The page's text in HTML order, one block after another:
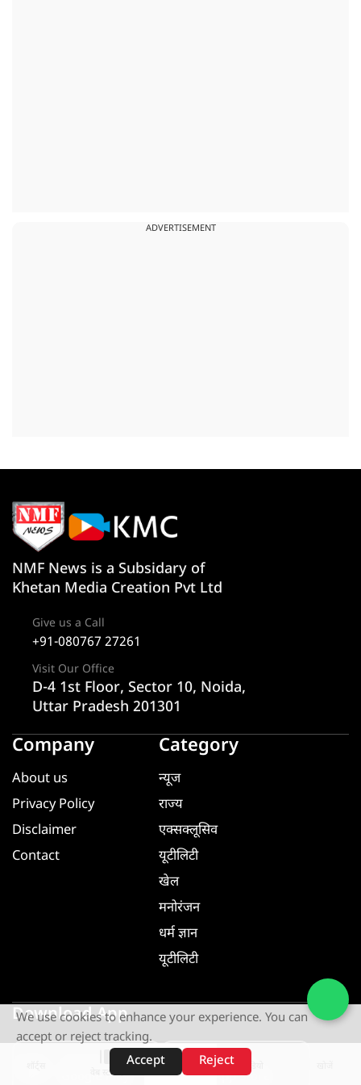
ADVERTISEMENT
वेब स्टोरीज़
NMF News is a Subsidary of
Khetan Media Creation Pvt Ltd
Give us a Call
+91-080767 27261
Visit Our Office
D-4 1st Floor, Sector 10, Noida,
Uttar Pradesh 201301
Company
About us
Privacy Policy
Disclaimer
Contact
Category
न्यूज
राज्य
एक्सक्लूसिव
यूटीलिटी
खेल
मनोरंजन
धर्म ज्ञान
यूटीलिटी
Download App
Google Play
GET IT ON
App Store
We use cookies to enhance your experience. You can
accept or reject tracking.
Accept
Reject